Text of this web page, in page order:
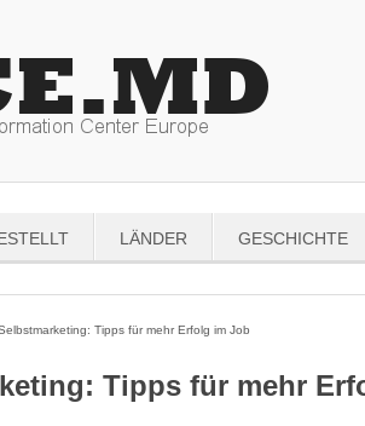
LÄNDER GESCHICHTE
Tipps für mehr Erfolg im Job
Tipps für mehr